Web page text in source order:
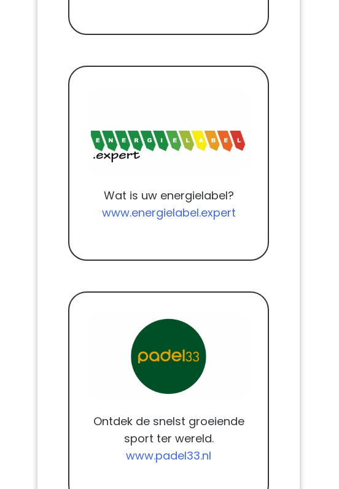
Wat is uw energielabel?
www.energielabel.expert
Ontdek de snelst groeiende
sport ter wereld.
www.padel33.nl